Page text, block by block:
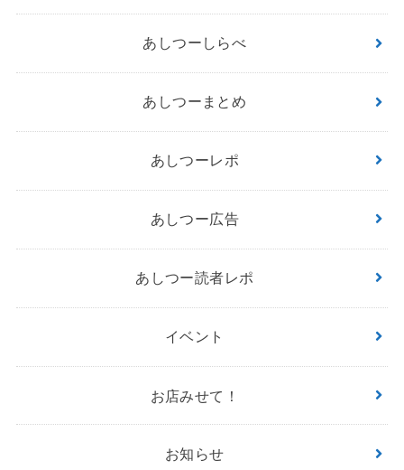
あしつーしらべ
あしつーまとめ
あしつーレポ
あしつー広告
あしつー読者レポ
イベント
お店みせて！
お知らせ